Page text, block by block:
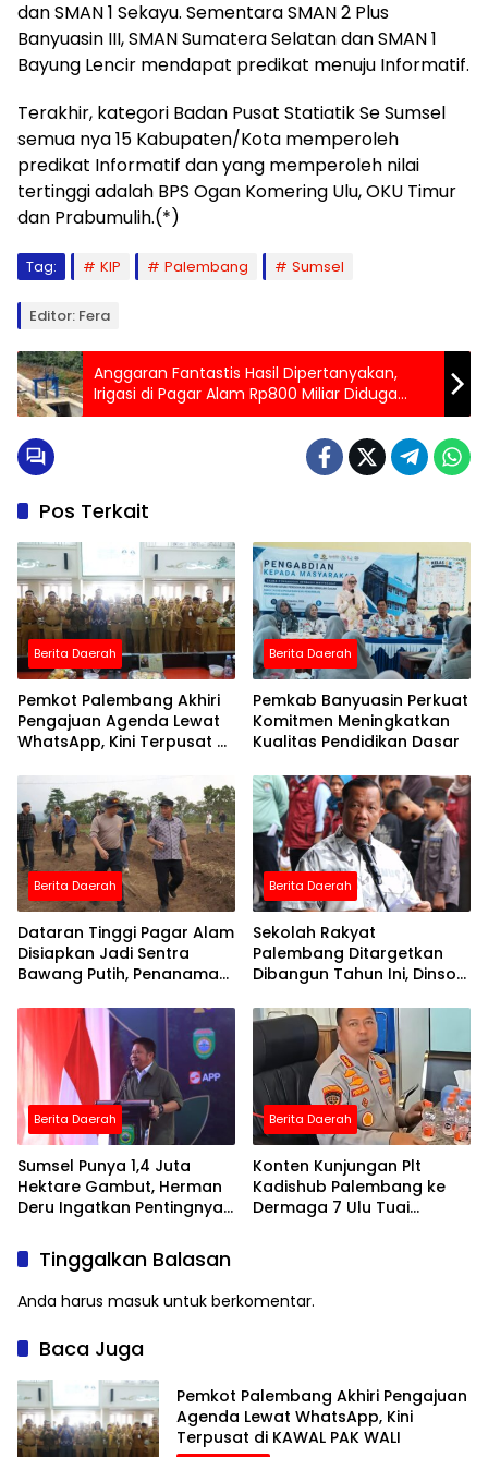
dan SMAN 1 Sekayu. Sementara SMAN 2 Plus
Banyuasin III, SMAN Sumatera Selatan dan SMAN 1
Bayung Lencir mendapat predikat menuju Informatif.
Terakhir, kategori Badan Pusat Statiatik Se Sumsel
semua nya 15 Kabupaten/Kota memperoleh
predikat Informatif dan yang memperoleh nilai
tertinggi adalah BPS Ogan Komering Ulu, OKU Timur
dan Prabumulih.(*)
Tag: KIP Palembang Sumsel
Editor: Fera
Anggaran Fantastis Hasil Dipertanyakan,
Irigasi di Pagar Alam Rp800 Miliar Diduga
Bermasalah
Pos Terkait
Berita Daerah
Pemkot Palembang Akhiri
Pengajuan Agenda Lewat
WhatsApp, Kini Terpusat di
Berita Daerah
Pemkab Banyuasin Perkuat
Komitmen Meningkatkan
Kualitas Pendidikan Dasar
Berita Daerah
Dataran Tinggi Pagar Alam
Disiapkan Jadi Sentra
Bawang Putih, Penanaman
Berita Daerah
Sekolah Rakyat
Palembang Ditargetkan
Dibangun Tahun Ini, Dinsos:
Berita Daerah
Sumsel Punya 1,4 Juta
Hektare Gambut, Herman
Deru Ingatkan Pentingnya
Berita Daerah
Konten Kunjungan Plt
Kadishub Palembang ke
Dermaga 7 Ulu Tuai
Tinggalkan Balasan
Anda harus masuk untuk berkomentar.
Baca Juga
Pemkot Palembang Akhiri Pengajuan
Agenda Lewat WhatsApp, Kini
Terpusat di KAWAL PAK WALI